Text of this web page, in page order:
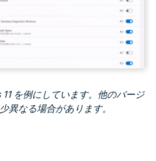
を例にしています。他のバージ
異なる場合があります。